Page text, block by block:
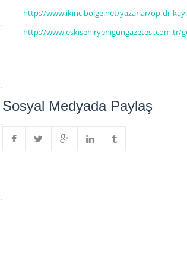
http://www.ikincibolge.net/yazarlar/op-dr-
http://www.eskisehiryenigungazetesi.com.tr/
Sosyal Medyada Paylaş